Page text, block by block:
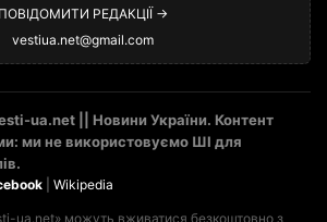
ПОВІДОМИТИ РЕДАКЦІЇ →
vestiua.net@gmail.com
ua.net || Новини України. Контент
ми не використовуємо ШІ для
Wikipedia
ua.net» можуть вживатися безкоштовно з